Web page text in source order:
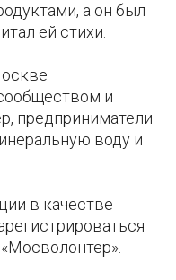
а он был
ей стихи.
и
предприниматели
воду и
в качестве